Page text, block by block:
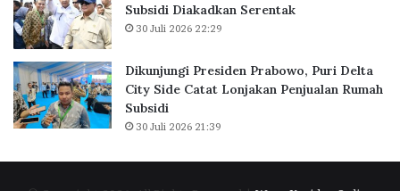
Subsidi Diakadkan Serentak
30 Juli 2026 22:29
Dikunjungi Presiden Prabowo, Puri Delta
City Side Catat Lonjakan Penjualan Rumah
Subsidi
30 Juli 2026 21:39